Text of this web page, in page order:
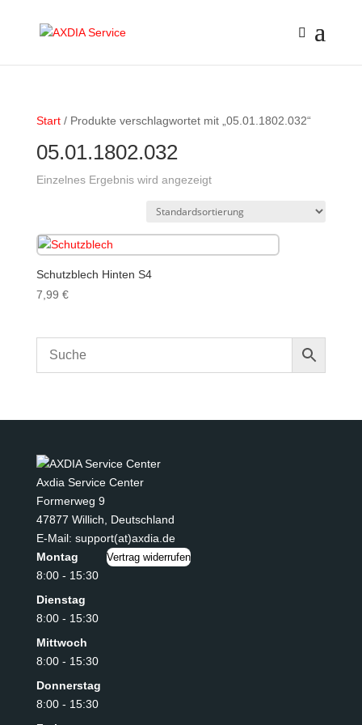
Start/ Produkte verschlagwortet mit „05.01.1802.032“
05.01.1802.032
Einzelnes Ergebnis wird angezeigt
Schutzblech Hinten S4
7,99 €
Axdia Service Center
Formerweg 9
47877 Willich, Deutschland
E-Mail: support(at)axdia.de
Montag
8:00 - 15:30
Dienstag
8:00 - 15:30
Mittwoch
8:00 - 15:30
Donnerstag
8:00 - 15:30
Vertrag widerrufen